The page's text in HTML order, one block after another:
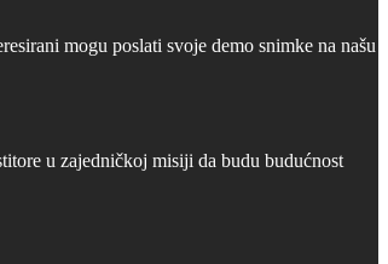
mogu poslati svoje demo snimke na našu
u zajedničkoj misiji da budu budućnost